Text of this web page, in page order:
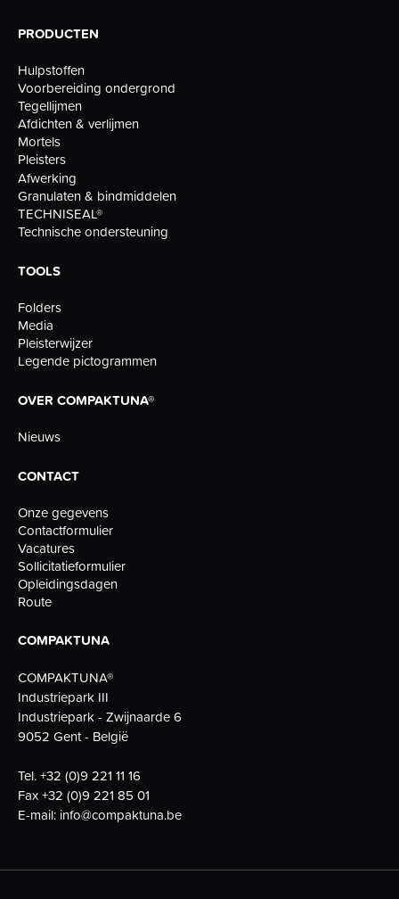
PRODUCTEN
Hulpstoffen
Voorbereiding ondergrond
Tegellijmen
Afdichten & verlijmen
Mortels
Pleisters
Afwerking
Granulaten & bindmiddelen
TECHNISEAL®
Technische ondersteuning
TOOLS
Folders
Media
Pleisterwijzer
Legende pictogrammen
OVER COMPAKTUNA®
Nieuws
CONTACT
Onze gegevens
Contactformulier
Vacatures
Sollicitatieformulier
Opleidingsdagen
Route
COMPAKTUNA
COMPAKTUNA®
Industriepark III
Industriepark - Zwijnaarde 6
9052 Gent - België
Tel.+32 (0)9 221 11 16
Fax+32 (0)9 221 85 01
E-mail: info@compaktuna.be